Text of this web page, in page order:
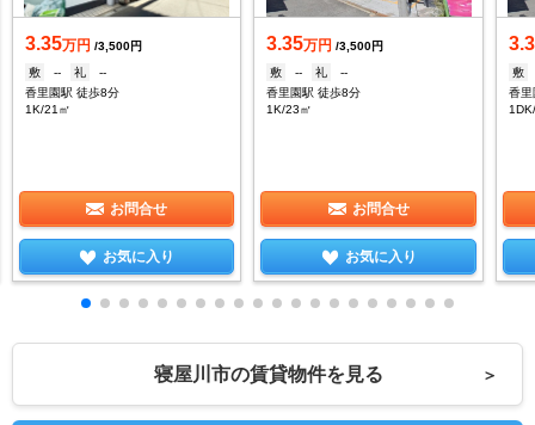
3.35万円 /3,500円
敷
-- 礼
--
香里園駅 徒歩8分
1K/21㎡
お問合せ
お気に入り
3.35万円 /3,500円
敷
-- 礼
--
香里園駅 徒歩8分
1K/23㎡
お問合せ
お気に入り
敷
香里
寝屋川市の賃貸物件を見る ＞